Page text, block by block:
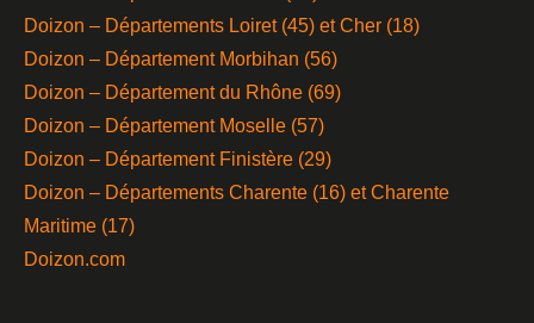
Doizon – Départements Loiret (45) et Cher (18)
Doizon – Département Morbihan (56)
Doizon – Département du Rhône (69)
Doizon – Département Moselle (57)
Doizon – Département Finistère (29)
Doizon – Départements Charente (16) et Charente
Maritime (17)
Doizon.com